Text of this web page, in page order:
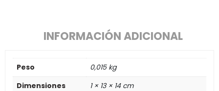
INFORMACIÓN ADICIONAL
Peso
0,015 kg
Dimensiones
1 × 13 × 14 cm